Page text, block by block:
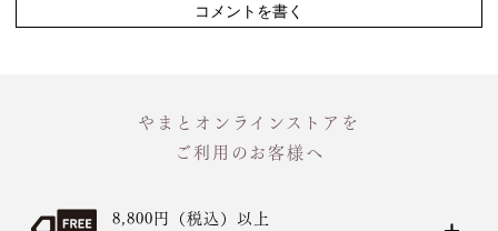
コメントを書く
やまとオンラインストアを
ご利用のお客様へ
8,800円（税込）以上